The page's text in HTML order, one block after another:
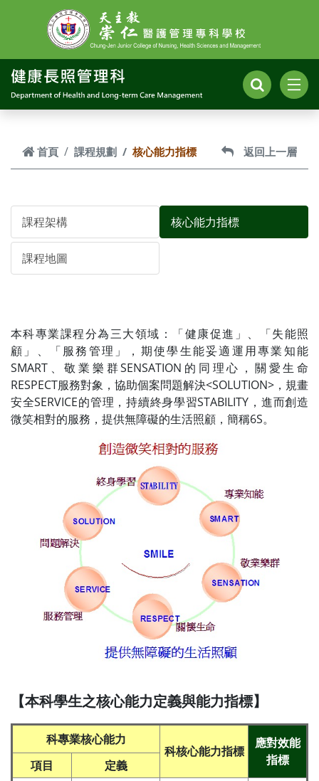
跳到主要內容
首頁 課程規劃 核心能力指標 返回上一層
課程架構 核心能力指標
課程地圖
本科專業課程分為三大領域：「健康促進」、「失能照
顧」、「服務管理」，期使學生能妥適運用專業知能
SMART、敬業樂群SENSATION的同理心，關愛生命
RESPECT服務對象，協助個案問題解決<SOLUTION>，規畫
安全SERVICE的管理，持續終身學習STABILITY，進而創造
微笑相對的服務，提供無障礙的生活照顧，簡稱6S。
【本科學生之核心能力定義與能力指標】
科專業核心能力
科核心能力指標
應對效能
指標
項目 定義